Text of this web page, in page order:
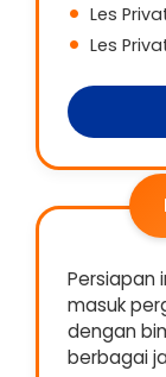
Les
Les
Persiapan
masuk
dengan
berbagai